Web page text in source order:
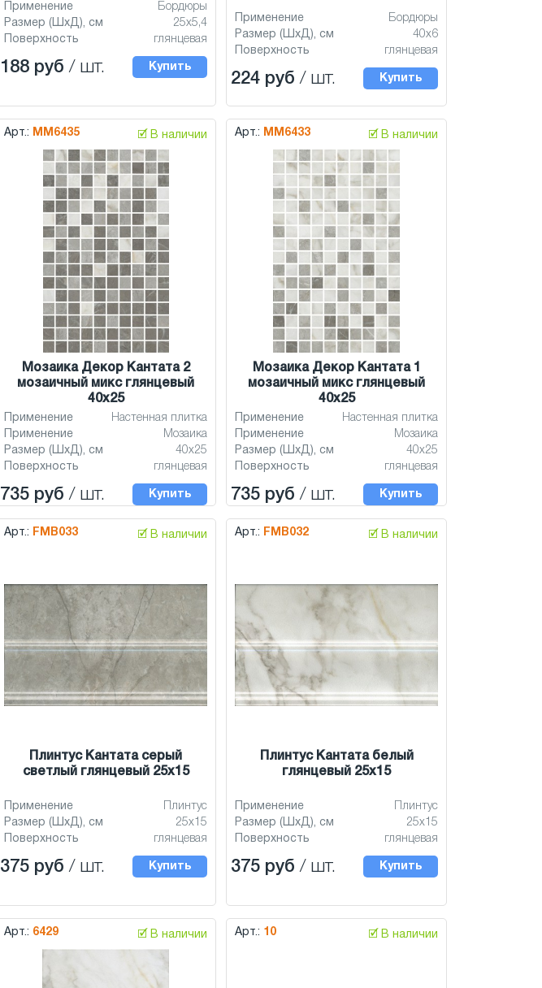
Применение
Бордюры
Размер (ШхД), см
25x5,4
Поверхность
глянцевая
188 руб / шт. Купить
Применение
Бордюры
Размер (ШхД), см
40x6
Поверхность
глянцевая
224 руб / шт. Купить
Арт.: MM6435 🗹 В наличии
Мозаика Декор Кантата 2
мозаичный микс глянцевый
40x25
Применение
Настенная плитка
Применение
Мозаика
Размер (ШхД), см
40x25
Поверхность
глянцевая
735 руб / шт. Купить
Арт.: MM6433 🗹 В наличии
Мозаика Декор Кантата 1
мозаичный микс глянцевый
40x25
Применение
Настенная плитка
Применение
Мозаика
Размер (ШхД), см
40x25
Поверхность
глянцевая
735 руб / шт. Купить
Арт.: FMB033 🗹 В наличии
Плинтус Кантата серый
светлый глянцевый 25x15
Применение
Плинтус
Размер (ШхД), см
25x15
Поверхность
глянцевая
375 руб / шт. Купить
Арт.: FMB032 🗹 В наличии
Плинтус Кантата белый
глянцевый 25x15
Применение
Плинтус
Размер (ШхД), см
25x15
Поверхность
глянцевая
375 руб / шт. Купить
Арт.: 6429 🗹 В наличии Арт.: 10 🗹 В наличии